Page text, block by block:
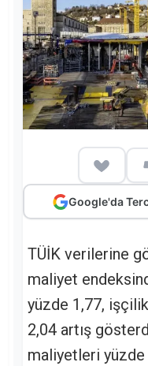
Google'da
TÜİK verilerine
maliyet
yüzde 1,77,
2,04 artış
maliyetleri